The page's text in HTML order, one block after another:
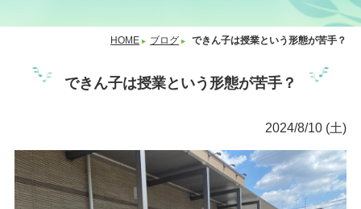
HOME ブログ できん子は授業という形態が苦手？
できん子は授業という形態が苦手？
2024/8/10 (土)